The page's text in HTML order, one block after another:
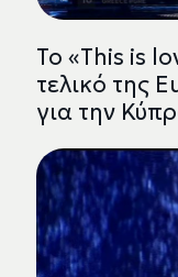
Το «This is
τελικό της
για την